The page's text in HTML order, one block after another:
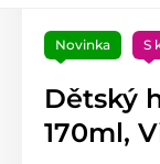
Novinka S
Dětský
170ml,